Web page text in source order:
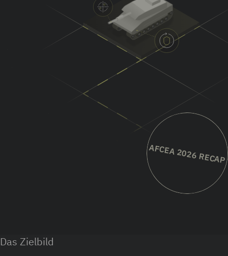
AFCEA 2026 RECAP
Das Zielbild